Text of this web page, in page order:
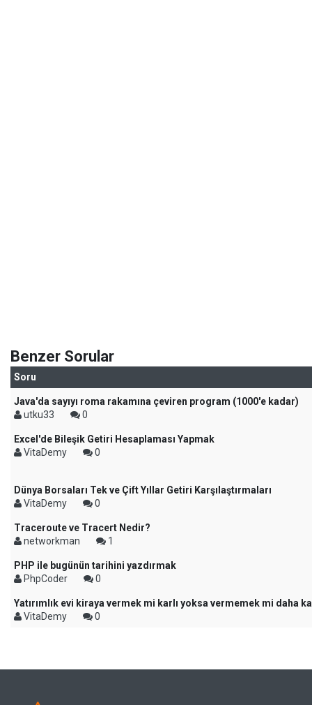
Benzer Sorular
Soru
Java'da sayıyı roma rakamına çeviren program (1000'e kadar)
utku33
0
Excel'de Bileşik Getiri Hesaplaması Yapmak
VitaDemy
0
Dünya Borsaları Tek ve Çift Yıllar Getiri Karşılaştırmaları
VitaDemy
0
Traceroute ve Tracert Nedir?
networkman
1
PHP ile bugünün tarihini yazdırmak
PhpCoder
0
Yatırımlık evi kiraya vermek mi karlı yoksa vermemek mi daha
VitaDemy
0